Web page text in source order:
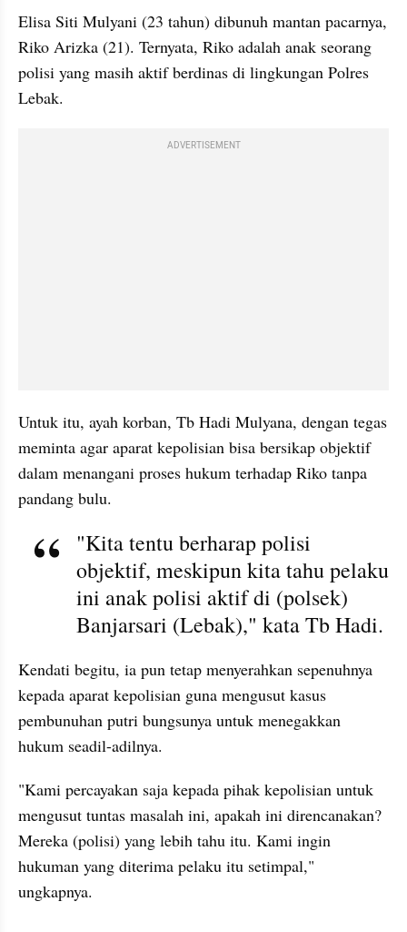
Elisa Siti Mulyani (23 tahun) dibunuh mantan pacarnya,
Riko Arizka (21). Ternyata, Riko adalah anak seorang
polisi yang masih aktif berdinas di lingkungan Polres
Lebak.
ADVERTISEMENT
Untuk itu, ayah korban, Tb Hadi Mulyana, dengan tegas
meminta agar aparat kepolisian bisa bersikap objektif
dalam menangani proses hukum terhadap Riko tanpa
pandang bulu.
"Kita tentu berharap polisi
objektif, meskipun kita tahu pelaku
ini anak polisi aktif di (polsek)
Banjarsari (Lebak)," kata Tb Hadi.
Kendati begitu, ia pun tetap menyerahkan sepenuhnya
kepada aparat kepolisian guna mengusut kasus
pembunuhan putri bungsunya untuk menegakkan
hukum seadil-adilnya.
"Kami percayakan saja kepada pihak kepolisian untuk
mengusut tuntas masalah ini, apakah ini direncanakan?
Mereka (polisi) yang lebih tahu itu. Kami ingin
hukuman yang diterima pelaku itu setimpal,"
ungkapnya.